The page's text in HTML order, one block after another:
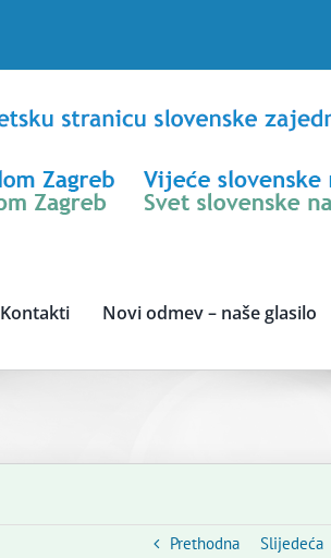
Kontakti Novi odmev – naše glasilo
Prethodna Slijedeća